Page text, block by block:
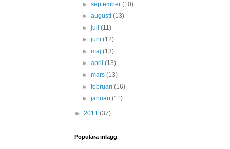
►september(10)
►augusti(13)
►juli(11)
►juni(12)
►maj(13)
►april(13)
►mars(13)
►februari(16)
►januari(11)
► 2011 (37)
Populära inlägg